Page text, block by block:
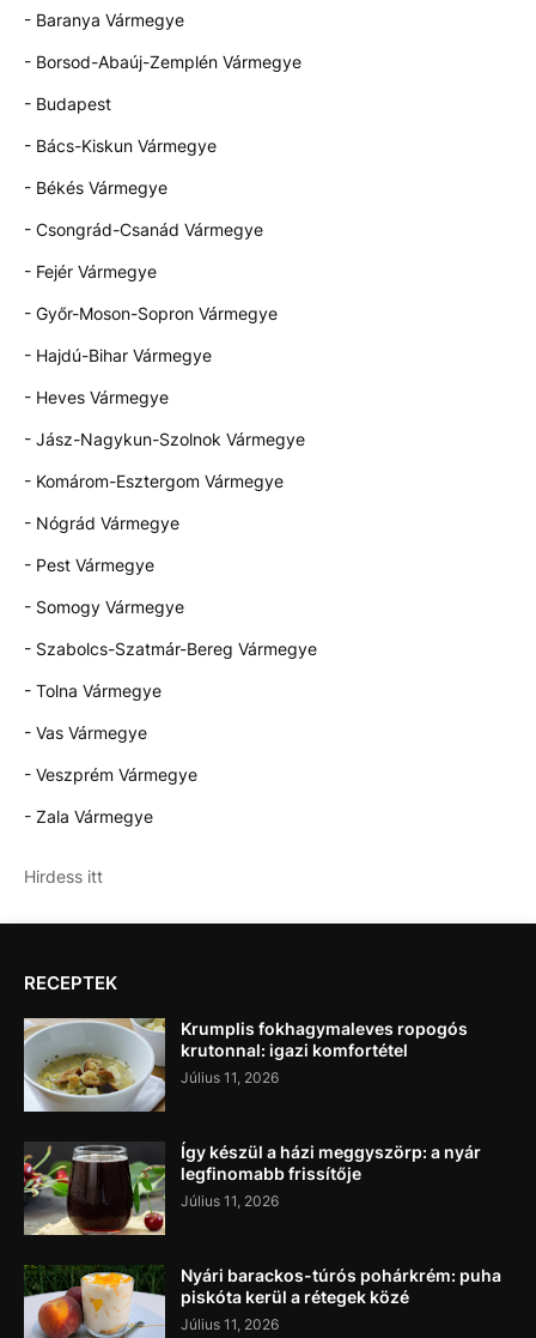
- Baranya Vármegye
- Borsod-Abaúj-Zemplén Vármegye
- Budapest
- Bács-Kiskun Vármegye
- Békés Vármegye
- Csongrád-Csanád Vármegye
- Fejér Vármegye
- Győr-Moson-Sopron Vármegye
- Hajdú-Bihar Vármegye
- Heves Vármegye
- Jász-Nagykun-Szolnok Vármegye
- Komárom-Esztergom Vármegye
- Nógrád Vármegye
- Pest Vármegye
- Somogy Vármegye
- Szabolcs-Szatmár-Bereg Vármegye
- Tolna Vármegye
- Vas Vármegye
- Veszprém Vármegye
- Zala Vármegye
Hirdess itt
RECEPTEK
Krumplis fokhagymaleves ropogós
krutonnal: igazi komfortétel
Július 11, 2026
Így készül a házi meggyszörp: a nyár
legfinomabb frissítője
Július 11, 2026
Nyári barackos-túrós pohárkrém: puha
piskóta kerül a rétegek közé
Július 11, 2026